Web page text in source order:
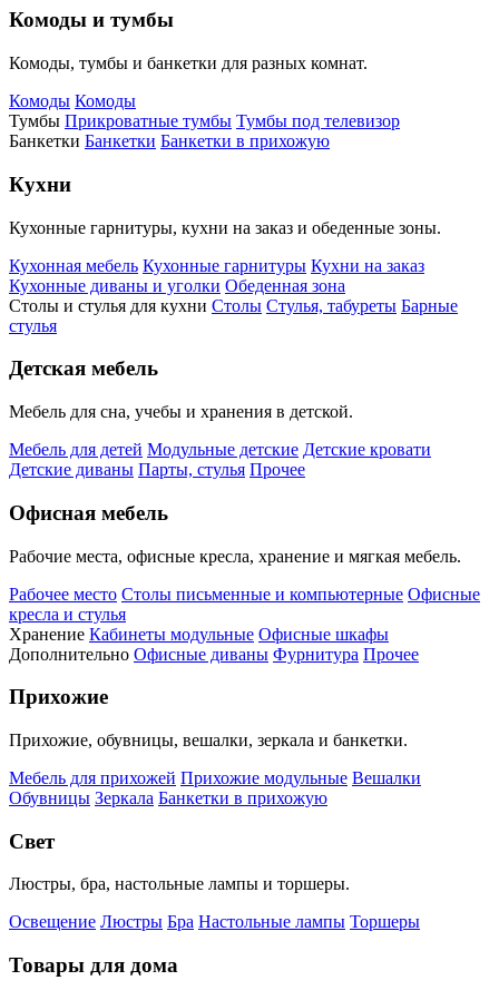
Комоды и тумбы
Комоды, тумбы и банкетки для разных комнат.
Комоды Комоды
Тумбы Прикроватные тумбы Тумбы под телевизор
Банкетки Банкетки Банкетки в прихожую
Кухни
Кухонные гарнитуры, кухни на заказ и обеденные зоны.
Кухонная мебель Кухонные гарнитуры Кухни на заказ
Кухонные диваны и уголки Обеденная зона
Столы и стулья для кухни Столы Стулья, табуреты Барные
стулья
Детская мебель
Мебель для сна, учебы и хранения в детской.
Мебель для детей Модульные детские Детские кровати
Детские диваны Парты, стулья Прочее
Офисная мебель
Рабочие места, офисные кресла, хранение и мягкая мебель.
Рабочее место Столы письменные и компьютерные Офисные
кресла и стулья
Хранение Кабинеты модульные Офисные шкафы
Дополнительно Офисные диваны Фурнитура Прочее
Прихожие
Прихожие, обувницы, вешалки, зеркала и банкетки.
Мебель для прихожей Прихожие модульные Вешалки
Обувницы Зеркала Банкетки в прихожую
Свет
Люстры, бра, настольные лампы и торшеры.
Освещение Люстры Бра Настольные лампы Торшеры
Товары для дома